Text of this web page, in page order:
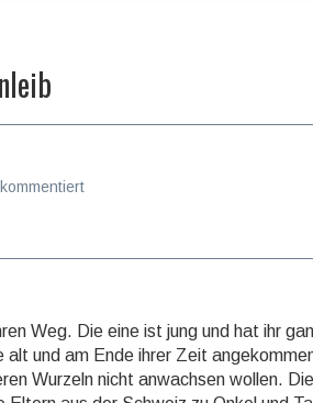
Weg. Die eine ist jung und hat ihr
alt und am Ende ihrer Zeit
Wurzeln nicht anwachsen wollen. Die